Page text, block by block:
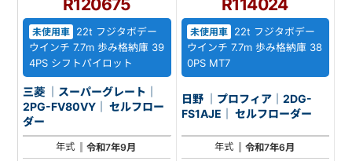
R120675
未使用車
22t フジタボデー
ウインチ 7.7m 歩み格納庫 39
4PS シフトパイロット
三菱 ｜スーパーグレート｜
2PG-FV80VY｜ セルフロー
ダー
年式
令和7年9月
R114024
未使用車 22t フジタボデー
ウインチ 7.7m 歩み格納庫 38
0PS MT7
日野 ｜プロフィア｜2DG-
FS1AJE｜ セルフローダー
年式
令和7年6月